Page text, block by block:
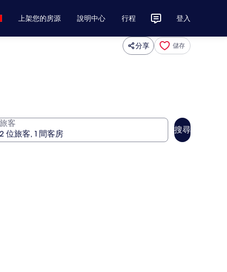
上架您的房源 說明中心 行程 登入
分享 儲存
旅客
搜尋